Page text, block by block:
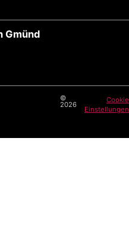
Gmünd
©
2026
Cookie
Einstellungen